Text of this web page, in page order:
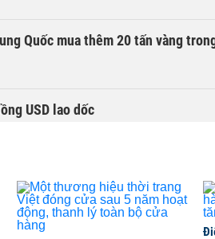
Quốc mua thêm 20 tấn vàng
USD lao dốc